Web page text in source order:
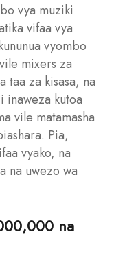
vya muziki
vifaa vya
vyombo
mixers za
taa za kisasa, na
inaweza kutoa
vile matamasha
Pia,
vyako, na
na uwezo wa
na